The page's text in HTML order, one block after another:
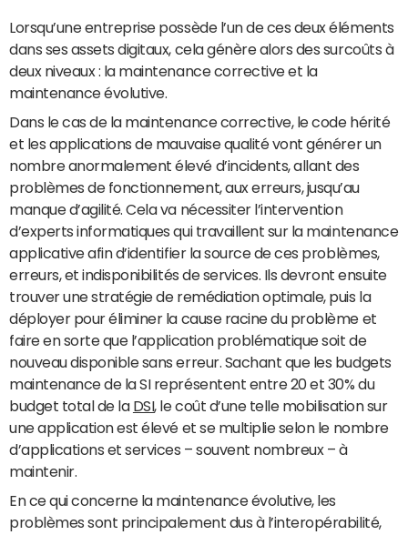
Lorsqu’une entreprise possède l’un de ces deux éléments
dans ses assets digitaux, cela génère alors des surcoûts à
deux niveaux : la maintenance corrective et la
maintenance évolutive.
Dans le cas de la maintenance corrective, le code hérité
et les applications de mauvaise qualité vont générer un
nombre anormalement élevé d’incidents, allant des
problèmes de fonctionnement, aux erreurs, jusqu’au
manque d’agilité. Cela va nécessiter l’intervention
d’experts informatiques qui travaillent sur la maintenance
applicative afin d’identifier la source de ces problèmes,
erreurs, et indisponibilités de services. Ils devront ensuite
trouver une stratégie de remédiation optimale, puis la
déployer pour éliminer la cause racine du problème et
faire en sorte que l’application problématique soit de
nouveau disponible sans erreur. Sachant que les budgets
maintenance de la SI représentent entre 20 et 30% du
budget total de la DSI, le coût d’une telle mobilisation sur
une application est élevé et se multiplie selon le nombre
d’applications et services – souvent nombreux – à
maintenir.
En ce qui concerne la maintenance évolutive, les
problèmes sont principalement dus à l’interopérabilité,